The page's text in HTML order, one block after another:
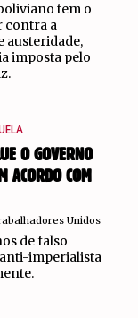
tem o
contra a
austeridade,
imposta pelo
O GOVERNO
ACORDO COM
Unidos
de falso
imperialista